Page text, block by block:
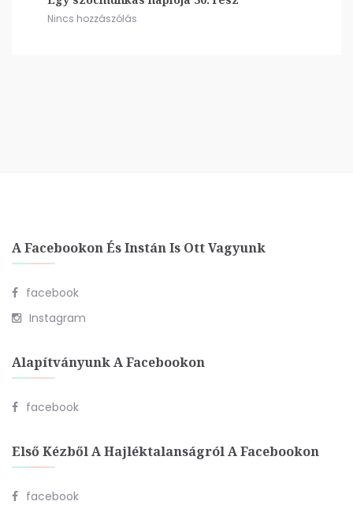
Nincs hozzászólás
A Facebookon És Instán Is Ott Vagyunk
facebook
Instagram
Alapítványunk A Facebookon
facebook
Első Kézből A Hajléktalanságról A Facebookon
facebook